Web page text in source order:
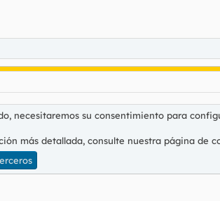
necesitaremos su consentimiento para
más detallada, consulte nuestra página de